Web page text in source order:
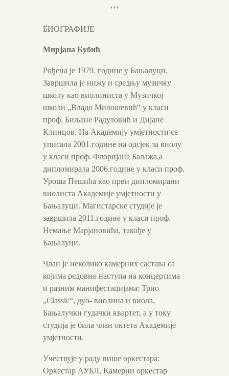
***
БИОГРАФИЈЕ
Мирјана Бубић
Рођена је 1979. године у Бањалуци.
Завршила је нижу и средњу музичку
школу као виолиниста у Музичкој
школи „Владо Милошевић“ у класи
проф. Биљане Радуловић и Дијане
Клинцов. На Академију умјетности се
уписала 2001.године на одсјек за виолу
у класи проф. Флоријана Балажа,а
дипломирала 2006.године у класи проф.
Уроша Пешића као први дипломирани
виолиста Академије умјетности у
Бањалуци. Магистарске студије је
завршила 2011.године у класи проф.
Немање Марјановића, такође у
Бањалуци.
Члан је неколико камерних састава са
којима редовно наступа на концертима
и разним манифестацијама: Трио
„Classic“, дуо- виолина и виола,
Бањалучки гудачки квартет, а у току
студија је била члан октета Академије
умјетности.
Учествује у раду више оркестара:
Оркестар АУБЛ, Камерни оркестар